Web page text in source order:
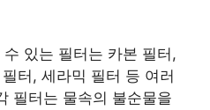
있는 필터는 카본 필터,
터, 세라믹 필터 등 여러
필터는 물속의 불순물을